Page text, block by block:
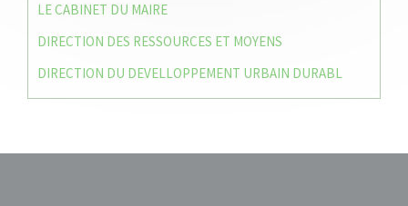
LE CABINET DU MAIRE
DIRECTION DES RESSOURCES ET MOYENS
DIRECTION DU DEVELLOPPEMENT URBAIN DURABL